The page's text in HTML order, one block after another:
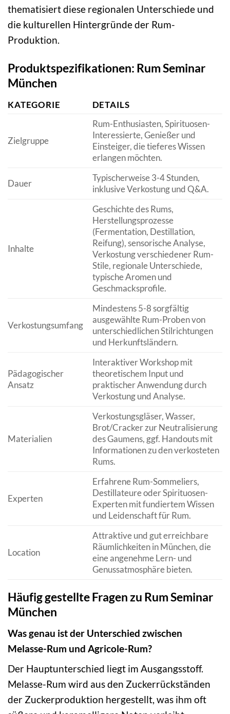
thematisiert diese regionalen Unterschiede und
die kulturellen Hintergründe der Rum-
Produktion.
Produktspezifikationen: Rum Seminar
München
KATEGORIE DETAILS
Zielgruppe
Rum-Enthusiasten, Spirituosen-
Interessierte, Genießer und
Einsteiger, die tieferes Wissen
erlangen möchten.
Dauer
Typischerweise 3-4 Stunden,
inklusive Verkostung und Q&A.
Inhalte
Geschichte des Rums,
Herstellungsprozesse
(Fermentation, Destillation,
Reifung), sensorische Analyse,
Verkostung verschiedener Rum-
Stile, regionale Unterschiede,
typische Aromen und
Geschmacksprofile.
Verkostungsumfang
Mindestens 5-8 sorgfältig
ausgewählte Rum-Proben von
unterschiedlichen Stilrichtungen
und Herkunftsländern.
Pädagogischer
Ansatz
Interaktiver Workshop mit
theoretischem Input und
praktischer Anwendung durch
Verkostung und Analyse.
Materialien
Verkostungsgläser, Wasser,
Brot/Cracker zur Neutralisierung
des Gaumens, ggf. Handouts mit
Informationen zu den verkosteten
Rums.
Experten
Erfahrene Rum-Sommeliers,
Destillateure oder Spirituosen-
Experten mit fundiertem Wissen
und Leidenschaft für Rum.
Location
Attraktive und gut erreichbare
Räumlichkeiten in München, die
eine angenehme Lern- und
Genussatmosphäre bieten.
Häufig gestellte Fragen zu Rum Seminar
München
Was genau ist der Unterschied zwischen
Melasse-Rum und Agricole-Rum?
Der Hauptunterschied liegt im Ausgangsstoff.
Melasse-Rum wird aus den Zuckerrückständen
der Zuckerproduktion hergestellt, was ihm oft